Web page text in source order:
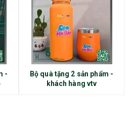
-
Bộ quà tặng 2 sản phẩm -
khách hàng vtv